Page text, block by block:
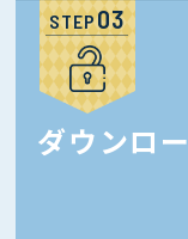
STEP
ダウンロ